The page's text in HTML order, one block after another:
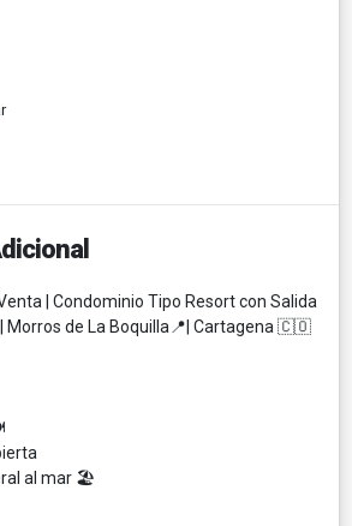
| Condominio Tipo Resort con Salida
Morros de La Boquilla📍| Cartagena 🇨🇴
al mar 🏖️